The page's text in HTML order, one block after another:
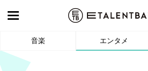
音楽 エンタメ